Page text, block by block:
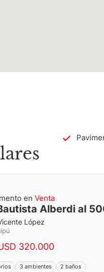
en Venta
Alberdi al
López
320.000
3 ambientes
2 baños